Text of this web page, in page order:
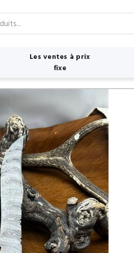
Les ventes à prix
fixe